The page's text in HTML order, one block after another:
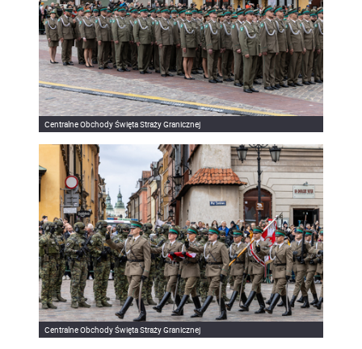
Centralne Obchody Święta Straży Granicznej
Centralne Obchody Święta Straży Granicznej